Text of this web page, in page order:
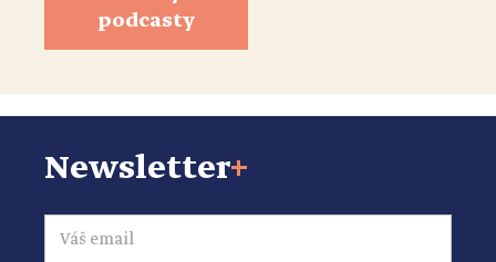
podcasty
Newsletter+
Email